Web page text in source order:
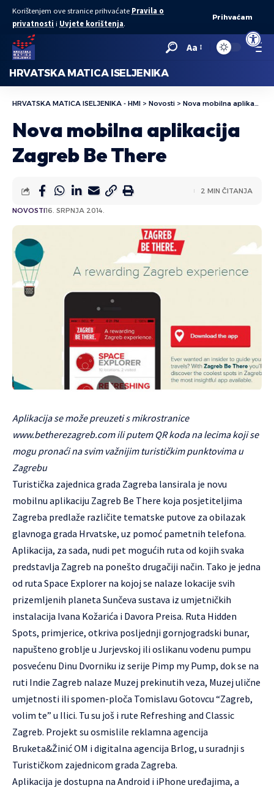
Open
Korištenjem ove stranice prihvaćate Pravila o
privatnosti i Uvjete korištenja.
Prihvaćam
Aa
HRVATSKA MATICA ISELJENIKA
HRVATSKA MATICA ISELJENIKA - HMI > Novosti > Nova mobilna aplikacija Zagreb Be There
Nova mobilna aplikacija
Zagreb Be There
NOVOSTI16. SRPNJA 2014.
2 MIN ČITANJA
Aplikacija se može preuzeti s mikrostranice
www.betherezagreb.com ili putem QR koda na lecima koji se
mogu pronaći na svim važnijim turističkim punktovima u
Zagrebu
Turistička zajednica grada Zagreba lansirala je novu
mobilnu aplikaciju Zagreb Be There koja posjetiteljima
Zagreba predlaže različite tematske putove za obilazak
glavnoga grada Hrvatske, uz pomoć pametnih telefona.
Aplikacija, za sada, nudi pet mogućih ruta od kojih svaka
predstavlja Zagreb na ponešto drugačiji način. Tako je jedna
od ruta Space Explorer na kojoj se nalaze lokacije svih
prizemljenih planeta Sunčeva sustava iz umjetničkih
instalacija Ivana Kožarića i Davora Preisa. Ruta Hidden
Spots, primjerice, otkriva posljednji gornjogradski bunar,
napušteno groblje u Jurjevskoj ili oslikanu vodenu pumpu
posvećenu Dinu Dvorniku iz serije Pimp my Pump, dok se na
ruti Indie Zagreb nalaze Muzej prekinutih veza, Muzej ulične
umjetnosti ili spomen-ploča Tomislavu Gotovcu “Zagreb,
volim te” u Ilici. Tu su još i rute Refreshing and Classic
Zagreb. Projekt su osmislile reklamna agencija
Bruketa&Žinić OM i digitalna agencija Brlog, u suradnji s
Turističkom zajednicom grada Zagreba.
Aplikacija je dostupna na Android i iPhone uređajima, a